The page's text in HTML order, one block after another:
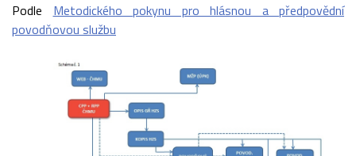
Podle Metodického pokynu pro hlásnou a předpovědní
povodňovou službu